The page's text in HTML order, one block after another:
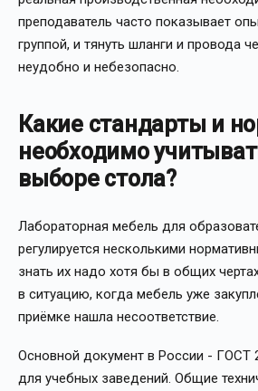
преподаватель часто показывает
группой, и тянуть шланги и провода
неудобно и небезопасно.
Какие стандарты и
необходимо
выборе стола?
Лабораторная мебель для
регулируется несколькими
знать их надо хотя бы в общих
в ситуацию, когда мебель уже
приёмке нашла несоответствие.
Основной документ в России - ГОСТ
для учебных заведений. Общие